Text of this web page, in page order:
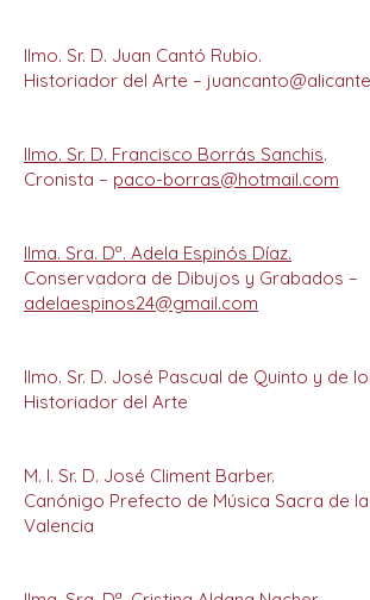
Ilmo. Sr. D. Juan Cantó Rubio.
Historiador del Arte –
Ilmo. Sr. D. Francisco Borrás Sanchis.
Cronista – paco-borras@hotmail.com
Ilma. Sra. Dª. Adela Espinós Díaz.
Conservadora de Dibujos y Grabados –
adelaespinos24@gmail.com
Ilmo. Sr. D. José Pascual de Quinto y de
Historiador del Arte
M. I. Sr. D. José Climent Barber.
Canónigo Prefecto de Música Sacra de
Valencia